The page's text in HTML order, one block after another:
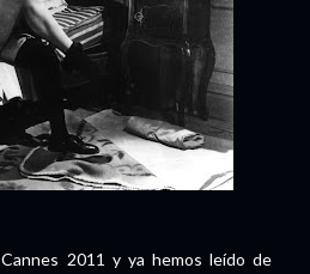
2011 y ya hemos leído de